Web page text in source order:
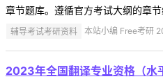
章节题库。遵循官方考试大纲的章
辅导考试考研资料 本站小编 Free考研
2023年全国翻译专业资格（水